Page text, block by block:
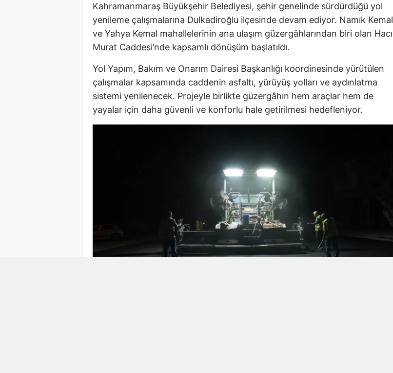
Kahramanmaraş Büyükşehir Belediyesi, şehir genelinde sürdürdüğü yol
yenileme çalışmalarına Dulkadiroğlu ilçesinde devam ediyor. Namık Kemal
ve Yahya Kemal mahallelerinin ana ulaşım güzergâhlarından biri olan Hacı
Murat Caddesi’nde kapsamlı dönüşüm başlatıldı.
Yol Yapım, Bakım ve Onarım Dairesi Başkanlığı koordinesinde yürütülen
çalışmalar kapsamında caddenin asfaltı, yürüyüş yolları ve aydınlatma
sistemi yenilenecek. Projeyle birlikte güzergâhın hem araçlar hem de
yayalar için daha güvenli ve konforlu hale getirilmesi hedefleniyor.